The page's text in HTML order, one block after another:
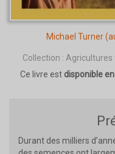
Michael Turner
Collection : Agricultures
Ce livre est disponible
Durant des milliers